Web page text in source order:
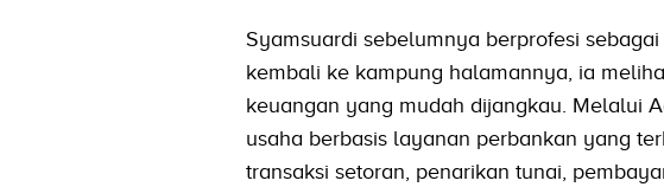
Syamsuardi sebelumnya berprofesi
kembali ke kampung halamannya, ia
keuangan yang mudah dijangkau. Melalui
usaha berbasis layanan perbankan yang
transaksi setoran, penarikan tunai,